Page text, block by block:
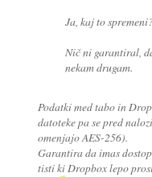
Ja, kaj to
Nič ni garantiral,
nekam drugam.
Podatki med tabo in
datoteke pa se pred
omenjajo AES-256).
Garantira da imas
tisti ki Dropbox lepo